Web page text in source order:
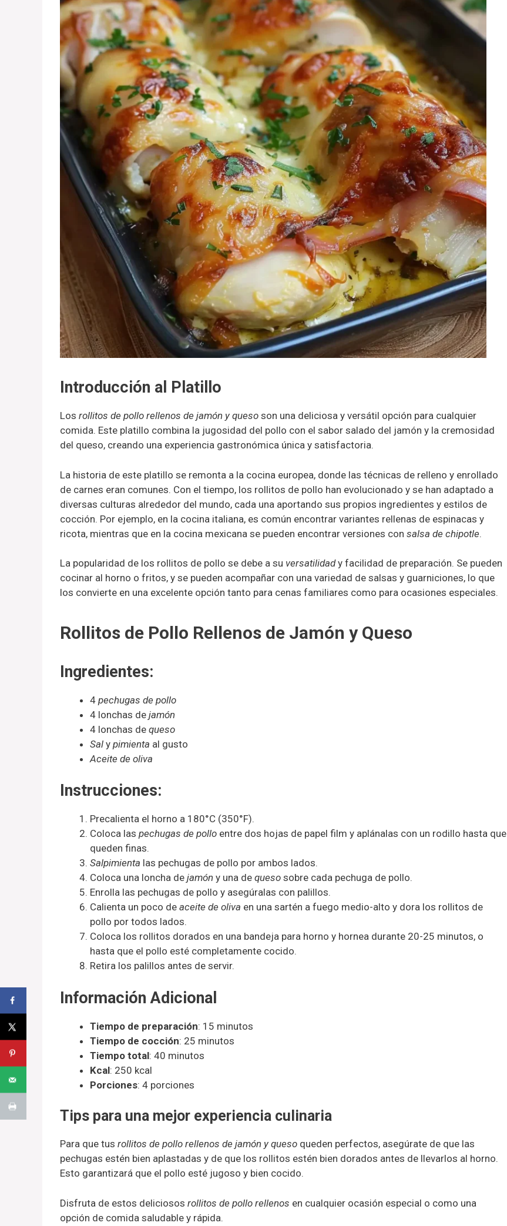
Introducción al Platillo
Los rollitos de pollo rellenos de jamón y queso son una deliciosa y versátil opción para cualquier
comida. Este platillo combina la jugosidad del pollo con el sabor salado del jamón y la cremosidad
del queso, creando una experiencia gastronómica única y satisfactoria.
La historia de este platillo se remonta a la cocina europea, donde las técnicas de relleno y enrollado
de carnes eran comunes. Con el tiempo, los rollitos de pollo han evolucionado y se han adaptado a
diversas culturas alrededor del mundo, cada una aportando sus propios ingredientes y estilos de
cocción. Por ejemplo, en la cocina italiana, es común encontrar variantes rellenas de espinacas y
ricota, mientras que en la cocina mexicana se pueden encontrar versiones con salsa de chipotle.
La popularidad de los rollitos de pollo se debe a su versatilidady facilidad de preparación. Se pueden
cocinar al horno o fritos, y se pueden acompañar con una variedad de salsas y guarniciones, lo que
los convierte en una excelente opción tanto para cenas familiares como para ocasiones especiales.
Rollitos de Pollo Rellenos de Jamón y Queso
Ingredientes:
4 pechugas de pollo
4 lonchas de jamón
4 lonchas de queso
Sal y pimienta al gusto
Aceite de oliva
Instrucciones:
Precalienta el horno a 180°C (350°F).
Coloca las pechugas de pollo entre dos hojas de papel film y aplánalas con un rodillo hasta que
queden finas.
Salpimienta las pechugas de pollo por ambos lados.
Coloca una loncha de jamón y una de queso sobre cada pechuga de pollo.
Enrolla las pechugas de pollo y asegúralas con palillos.
Calienta un poco de aceite de oliva en una sartén a fuego medio-alto y dora los rollitos de
pollo por todos lados.
Coloca los rollitos dorados en una bandeja para horno y hornea durante 20-25 minutos, o
hasta que el pollo esté completamente cocido.
Retira los palillos antes de servir.
Información Adicional
Tiempo de preparación: 15 minutos
Tiempo de cocción: 25 minutos
Tiempo total: 40 minutos
Kcal: 250 kcal
Porciones: 4 porciones
Tips para una mejor experiencia culinaria
Para que tus rollitos de pollo rellenos de jamón y queso queden perfectos, asegúrate de que las
pechugas estén bien aplastadas y de que los rollitos estén bien dorados antes de llevarlos al horno.
Esto garantizará que el pollo esté jugoso y bien cocido.
Disfruta de estos deliciosos rollitos de pollo rellenos en cualquier ocasión especial o como una
opción de comida saludable y rápida.